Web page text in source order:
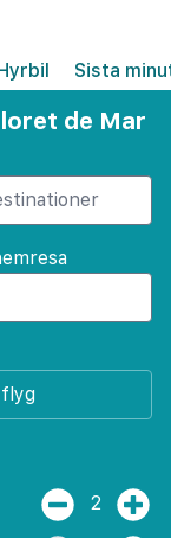
Sista
de Mar
2